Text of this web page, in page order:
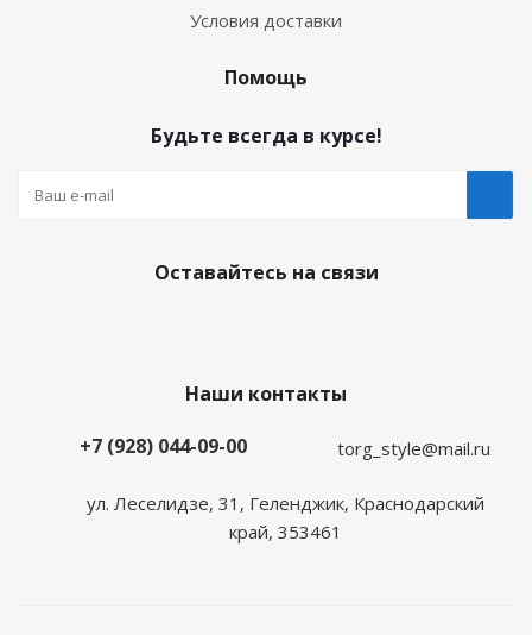
Условия доставки
Помощь
Будьте всегда в курсе!
Оставайтесь на связи
Наши контакты
+7 (928) 044-09-00
torg_style@mail.ru
ул. Леселидзе, 31, Геленджик, Краснодарский
край, 353461